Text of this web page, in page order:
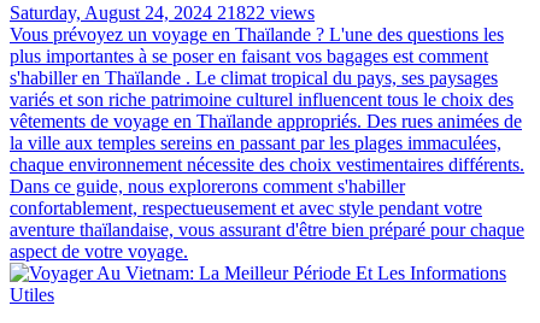
Saturday, August 24, 2024 21822 views
Vous prévoyez un voyage en Thaïlande ? L'une des questions les
plus importantes à se poser en faisant vos bagages est comment
s'habiller en Thaïlande . Le climat tropical du pays, ses paysages
variés et son riche patrimoine culturel influencent tous le choix des
vêtements de voyage en Thaïlande appropriés. Des rues animées de
la ville aux temples sereins en passant par les plages immaculées,
chaque environnement nécessite des choix vestimentaires différents.
Dans ce guide, nous explorerons comment s'habiller
confortablement, respectueusement et avec style pendant votre
aventure thaïlandaise, vous assurant d'être bien préparé pour chaque
aspect de votre voyage.